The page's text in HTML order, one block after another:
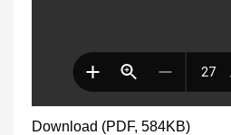
Download (PDF, 584KB)